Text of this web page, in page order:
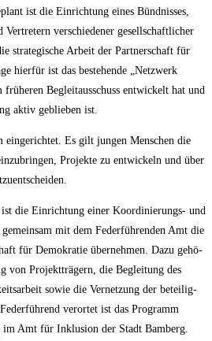
ist die Ein­rich­tung eines Bünd­nis­ses,
Ver­tre­tern ver­schie­de­ner gesell­schaft­li­cher
stra­te­gi­sche Arbeit der Part­ner­schaft für
hier­für ist das bestehen­de „Netz­werk
frü­he­ren Begleit­aus­schuss ent­wi­ckelt hat und
aktiv geblie­ben ist.
Es gilt jun­gen Men­schen die
Pro­jek­te zu ent­wi­ckeln und über
die Ein­rich­tung einer Koor­di­nie­rungs- und
mit dem Feder­füh­ren­den Amt die
für Demo­kra­tie über­neh­men. Dazu gehö­
von Pro­jekt­trä­gern, die Beglei­tung des
sowie die Ver­net­zung der betei­lig­
ver­or­tet ist das Pro­gramm
Amt für Inklu­si­on der Stadt Bamberg.